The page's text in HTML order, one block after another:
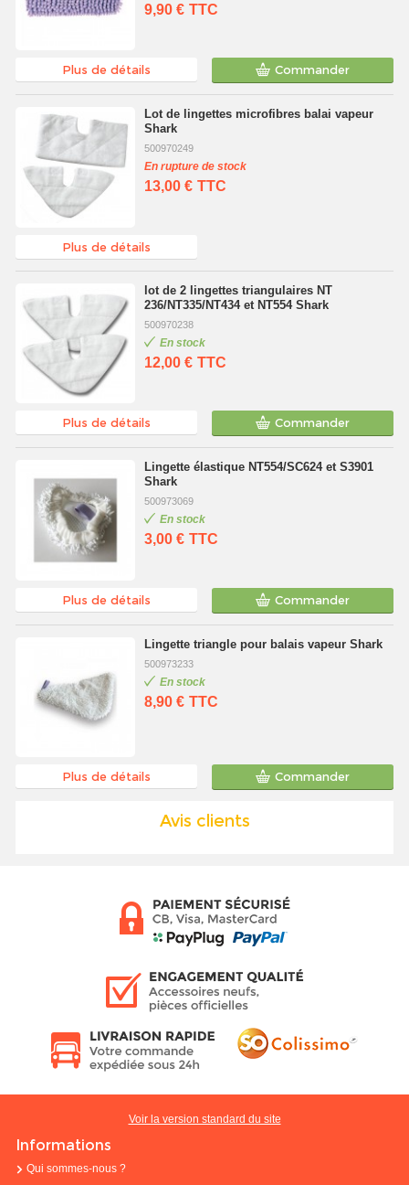
9,90 € TTC
Plus de détails Commander
Lot de lingettes microfibres balai vapeur
Shark
500970249
En rupture de stock
13,00 € TTC
Plus de détails
lot de 2 lingettes triangulaires NT
236/NT335/NT434 et NT554 Shark
500970238
En stock
12,00 € TTC
Plus de détails Commander
Lingette élastique NT554/SC624 et S3901
Shark
500973069
En stock
3,00 € TTC
Plus de détails Commander
Lingette triangle pour balais vapeur Shark
500973233
En stock
8,90 € TTC
Plus de détails Commander
Avis clients
Voir la version standard du site
Informations
Qui sommes-nous ?